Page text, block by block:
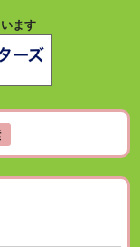
ます